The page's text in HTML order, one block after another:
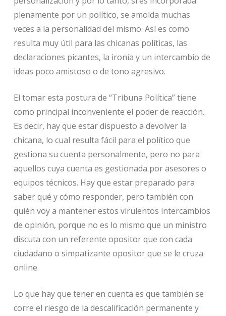
plenamente por un político, se amolda muchas
veces a la personalidad del mismo. Así es como
resulta muy útil para las chicanas políticas, las
declaraciones picantes, la ironía y un intercambio de
ideas poco amistoso o de tono agresivo.
El tomar esta postura de “Tribuna Política” tiene
como principal inconveniente el poder de reacción.
Es decir, hay que estar dispuesto a devolver la
chicana, lo cual resulta fácil para el político que
gestiona su cuenta personalmente, pero no para
aquellos cuya cuenta es gestionada por asesores o
equipos técnicos. Hay que estar preparado para
saber qué y cómo responder, pero también con
quién voy a mantener estos virulentos intercambios
de opinión, porque no es lo mismo que un ministro
discuta con un referente opositor que con cada
ciudadano o simpatizante opositor que se le cruza
online.
Lo que hay que tener en cuenta es que también se
corre el riesgo de la descalificación permanente y